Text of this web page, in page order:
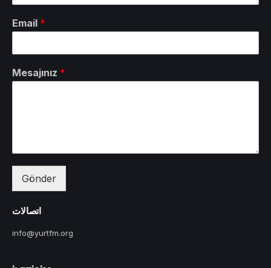
Email *
Mesajınız *
Gönder
اتصالات
info@yurtfm.org